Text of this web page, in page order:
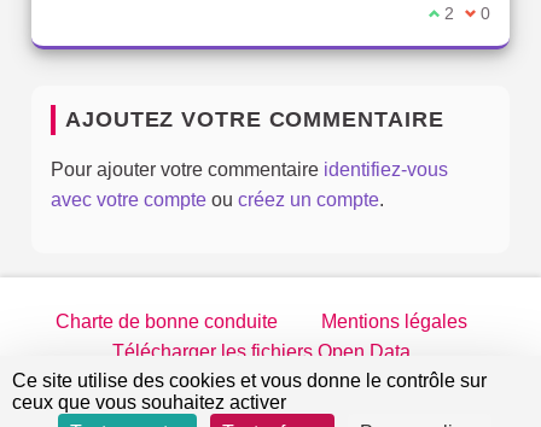
Je suis
2 Je ne
0
AJOUTEZ VOTRE COMMENTAIRE
Pour ajouter votre commentaire identifiez-vous
avec votre compte ou créez un compte.
Charte de bonne conduite
Mentions légales
Télécharger les fichiers Open Data
jeparticipe.villejuif.fr sur Twitter
jeparticipe.villejuif.fr sur Facebook
jeparticipe.villejuif.fr sur
jeparticipe.villejuif.fr sur
Ce site utilise des cookies et vous donne le contrôle sur
ceux que vous souhaitez activer